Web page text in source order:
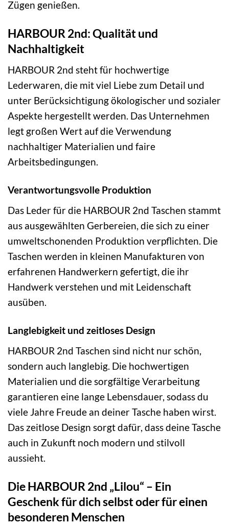
Zügen genießen.
HARBOUR 2nd: Qualität und
Nachhaltigkeit
HARBOUR 2nd steht für hochwertige
Lederwaren, die mit viel Liebe zum Detail und
unter Berücksichtigung ökologischer und sozialer
Aspekte hergestellt werden. Das Unternehmen
legt großen Wert auf die Verwendung
nachhaltiger Materialien und faire
Arbeitsbedingungen.
Verantwortungsvolle Produktion
Das Leder für die HARBOUR 2nd Taschen stammt
aus ausgewählten Gerbereien, die sich zu einer
umweltschonenden Produktion verpflichten. Die
Taschen werden in kleinen Manufakturen von
erfahrenen Handwerkern gefertigt, die ihr
Handwerk verstehen und mit Leidenschaft
ausüben.
Langlebigkeit und zeitloses Design
HARBOUR 2nd Taschen sind nicht nur schön,
sondern auch langlebig. Die hochwertigen
Materialien und die sorgfältige Verarbeitung
garantieren eine lange Lebensdauer, sodass du
viele Jahre Freude an deiner Tasche haben wirst.
Das zeitlose Design sorgt dafür, dass deine Tasche
auch in Zukunft noch modern und stilvoll
aussieht.
Die HARBOUR 2nd „Lilou“ – Ein
Geschenk für dich selbst oder für einen
besonderen Menschen